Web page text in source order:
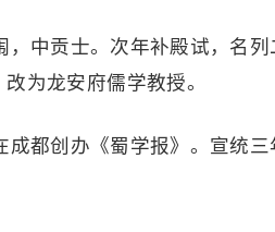
，中贡士。次年补殿试，名
为龙安府儒学教授。
成都创办《蜀学报》。宣统